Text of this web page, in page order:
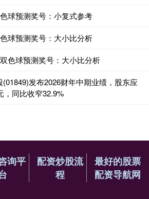
球预测奖号：小复式参考
球预测奖号：大小比分析
色球预测奖号：大小比分析
发布2026财年中期业绩，股东应
，同比收窄32.9%
询平
配资炒股流
程
最好的股票
配资导航网